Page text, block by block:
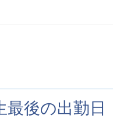
最後の出勤日